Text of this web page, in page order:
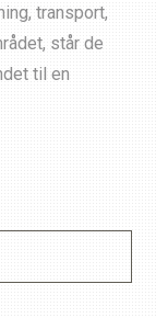
transport,
står de
til en